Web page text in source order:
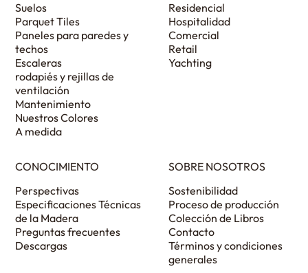
Suelos
Parquet Tiles
Paneles para paredes y
techos
Escaleras
rodapiés y rejillas de
ventilación
Mantenimiento
Nuestros Colores
A medida
Residencial
Hospitalidad
Comercial
Retail
Yachting
CONOCIMIENTO
Perspectivas
Especificaciones Técnicas
de la Madera
Preguntas frecuentes
Descargas
SOBRE NOSOTROS
Sostenibilidad
Proceso de producción
Colección de Libros
Contacto
Términos y condiciones
generales